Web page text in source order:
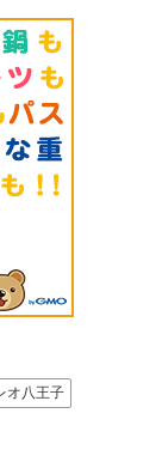
オ八王子